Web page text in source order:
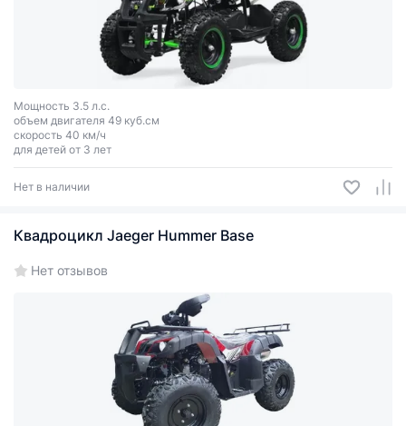
Мощность 3.5 л.с.
объем двигателя 49 куб.см
скорость 40 км/ч
для детей от 3 лет
Нет в наличии
Квадроцикл Jaeger Hummer Base
Нет отзывов